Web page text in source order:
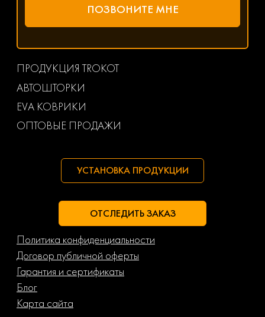
ПРОДУКЦИЯ TROKOT
АВТОШТОРКИ
EVA КОВРИКИ
ОПТОВЫЕ ПРОДАЖИ
УСТАНОВКА ПРОДУКЦИИ
ОТСЛЕДИТЬ ЗАКАЗ
Политика конфиденциальности
Договор публичной оферты
Гарантия и сертификаты
Блог
Карта сайта